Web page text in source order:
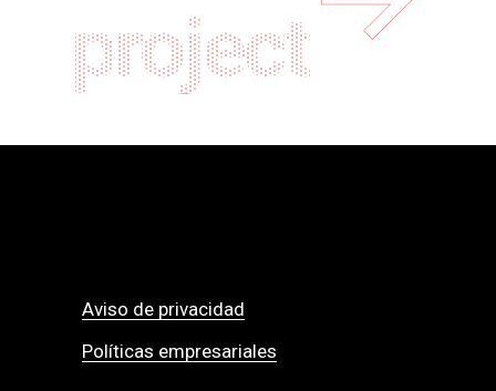
project
Aviso de privacidad
Políticas empresariales